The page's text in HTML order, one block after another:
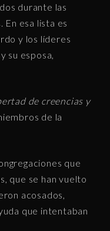
durante las
esa lista es
y los líderes
y su esposa,
de creencias y
de la
que
que se han vuelto
acosados,
que intentaban